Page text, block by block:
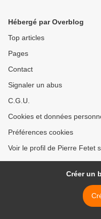
Hébergé par Overblog
Top articles
Pages
Contact
Signaler un abus
C.G.U.
Cookies et données
Préférences cookies
Voir le profil de Pierre Fetet
Créer un